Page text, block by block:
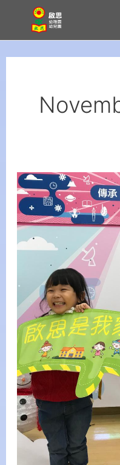
content
Student:
Tsoi
Kei
Wan
Ciaran